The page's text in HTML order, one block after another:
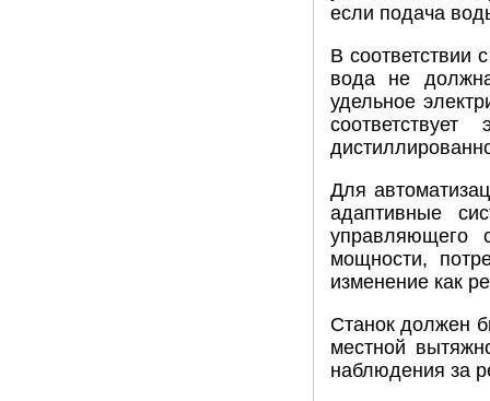
если подача
В соответствии
вода не
удельное
Для
адаптивные
управляющего
мощности,
изменение как
Станок должен
местной
наблюдения за